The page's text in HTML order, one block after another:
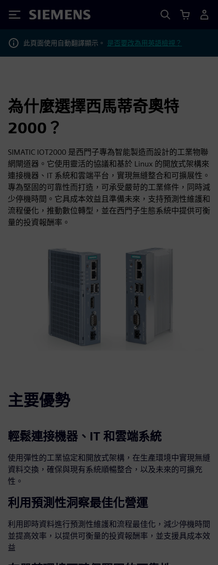
Siemens
此頁面使用自動翻譯顯示。 是否要改為用英語檢視？
為什麼選擇西馬蒂奇奧特
2000？
SIMATIC IOT2000 是西門子專為智能製造而設計的工業物聯
網閘道器。它使用靈活的協議和基於 Linux 的開放式架構來
連接機器、IT 系統和雲端平台，實現無縫整合和可擴展性。
專為堅固的可靠性而打造，可承受嚴苛的工業條件，同時減
少停機時間。它具成本效益且準備未來，支持預測性維護和
流程優化，推動數位轉型，並在西門子生態系統中提供可衡
量的投資報酬率。
主要優勢
輕鬆連接機器、IT 和雲端系統
使用彈性的工業協定和開放式架構，在生產環境中實現無縫
資料交換，確保與現有系統順暢整合，以及未來的可擴充
性。
利用預測性洞察最佳化營運
利用即時資料進行預測性維護和流程最佳化，減少停機時間
並提高效率，以提供可衡量的投資報酬率，並支援具成本效
益